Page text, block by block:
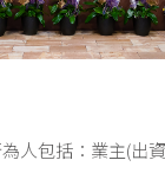
人包括：業主(出